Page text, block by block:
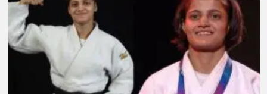
समरसता
अभियान,
समीकरण